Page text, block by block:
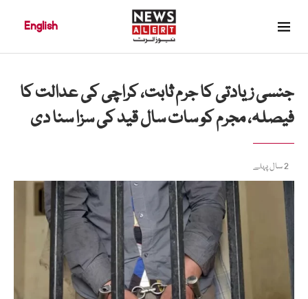
English
جنسی زیادتی کا جرم ثابت، کراچی کی عدالت کا
فیصلہ، مجرم کو سات سال قید کی سزا سنا دی
2 سال پہلے